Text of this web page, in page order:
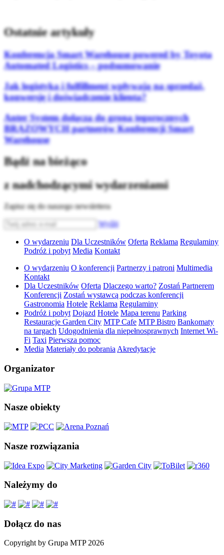
Ostatnie artykuły
Konferencja Smart Warehouse powered by Toyota
Automated Logistics – podsumowanie
Jak logistyka i fulfillment wpływają na sprzedaż,
konwersję i doświadczenie klienta?
Anter System dołącza do grona tegorocznych
BRĄZOWYCH partnerów Konferencji Smart
Warehouse
Bądź na bieżąco
z nadchodzącymi wydarzeniami
Zapisz się do naszego newslettera
Wyślij
O wydarzeniu Dla Uczestników Oferta Reklama Regulaminy
Podróż i pobyt Media Kontakt
O wydarzeniu O konferencji Partnerzy i patroni Multimedia
Kontakt
Dla Uczestników Oferta Dlaczego warto? Zostań Partnerem
Konferencji Zostań wystawcą podczas konferencji
Gastronomia Hotele Reklama Regulaminy
Podróż i pobyt Dojazd Hotele Mapa terenu Parking
Restauracje Garden City MTP Cafe MTP Bistro Bankomaty
na targach Udogodnienia dla niepełnosprawnych Internet Wi-
Fi Taxi Pierwsza pomoc
Media Materiały do pobrania Akredytacje
Organizator
Nasze obiekty
Nasze rozwiązania
Należymy do
Dołącz do nas
Copyright by Grupa MTP 2026